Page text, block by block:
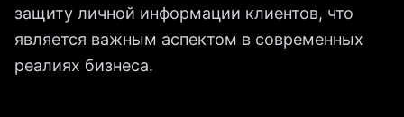
защиту личной информации клиентов, что
является важным аспектом в современных
реалиях бизнеса.